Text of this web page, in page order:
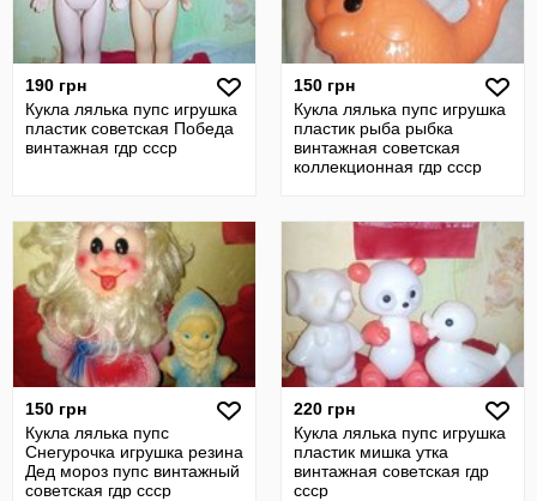
190 грн
Кукла лялька пупс игрушка
пластик советская Победа
винтажная гдр ссср
150 грн
Кукла лялька пупс игрушка
пластик рыба рыбка
винтажная советская
коллекционная гдр ссср
150 грн
Кукла лялька пупс
Снегурочка игрушка резина
Дед мороз пупс винтажный
советская гдр ссср
220 грн
Кукла лялька пупс игрушка
пластик мишка утка
винтажная советская гдр
ссср